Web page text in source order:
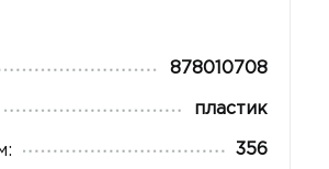
878010708
пластик
356